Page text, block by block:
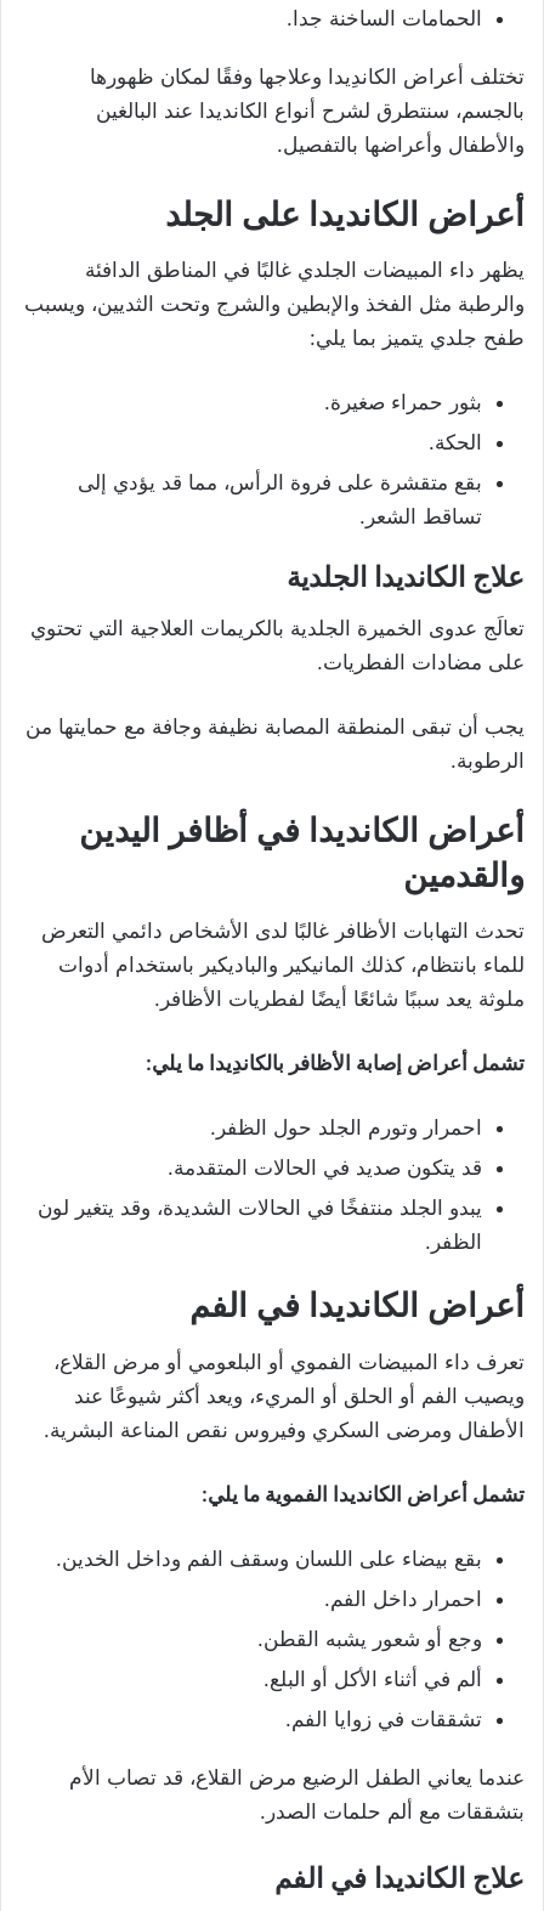
الحمامات الساخنة جدا.
تختلف أعراض الكاندِيدا وعلاجها وفقًا لمكان ظهورها
بالجسم، سنتطرق لشرح أنواع الكانديدا عند البالغين
والأطفال وأعراضها بالتفصيل.
أعراض الكانديدا على الجلد
يظهر داء المبيضات الجلدي غالبًا في المناطق الدافئة
والرطبة مثل الفخذ والإبطين والشرج وتحت الثديين، ويسبب
طفح جلدي يتميز بما يلي:
بثور حمراء صغيرة.
الحكة.
بقع متقشرة على فروة الرأس، مما قد يؤدي إلى
تساقط الشعر.
علاج الكانديدا الجلدية
تعالَج عدوى الخميرة الجلدية بالكريمات العلاجية التي تحتوي
على مضادات الفطريات.
يجب أن تبقى المنطقة المصابة نظيفة وجافة مع حمايتها من
الرطوبة.
أعراض الكانديدا في أظافر اليدين
والقدمين
تحدث التهابات الأظافر غالبًا لدى الأشخاص دائمي التعرض
للماء بانتظام، كذلك المانيكير والباديكير باستخدام أدوات
ملوثة يعد سببًا شائعًا أيضًا لفطريات الأظافر.
تشمل أعراض إصابة الأظافر بالكاندِيدا ما يلي:
احمرار وتورم الجلد حول الظفر.
قد يتكون صديد في الحالات المتقدمة.
يبدو الجلد منتفخًا في الحالات الشديدة، وقد يتغير لون
الظفر.
أعراض الكانديدا في الفم
تعرف داء المبيضات الفموي أو البلعومي أو مرض القلاع،
ويصيب الفم أو الحلق أو المريء، ويعد أكثر شيوعًا عند
الأطفال ومرضى السكري وفيروس نقص المناعة البشرية.
تشمل أعراض الكانديدا الفموية ما يلي:
بقع بيضاء على اللسان وسقف الفم وداخل الخدين.
احمرار داخل الفم.
وجع أو شعور يشبه القطن.
ألم في أثناء الأكل أو البلع.
تشققات في زوايا الفم.
عندما يعاني الطفل الرضيع مرض القلاع، قد تصاب الأم
بتشققات مع ألم حلمات الصدر.
علاج الكانديدا في الفم